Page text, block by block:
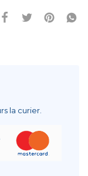
la curier.